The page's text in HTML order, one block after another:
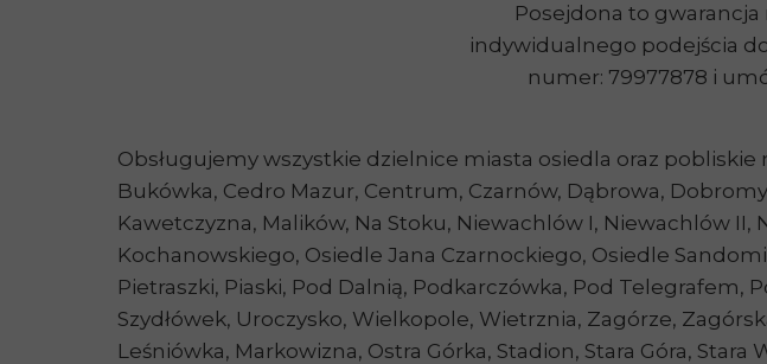
Posejdona to gwarancja
indywidualnego podejścia
numer: 79977878 i
Obsługujemy wszystkie dzielnice miasta osiedla oraz
Bukówka, Cedro Mazur, Centrum, Czarnów, Dąbrowa,
Kawetczyzna, Malików, Na Stoku, Niewachlów I, Niewachlów
Kochanowskiego, Osiedle Jana Czarnockiego, Osiedle
Pietraszki, Piaski, Pod Dalnią, Podkarczówka, Pod Telegrafem,
Szydłówek, Uroczysko, Wielkopole, Wietrznia, Zagórze,
Leśniówka, Markowizna, Ostra Górka, Stadion, Stara Góra,